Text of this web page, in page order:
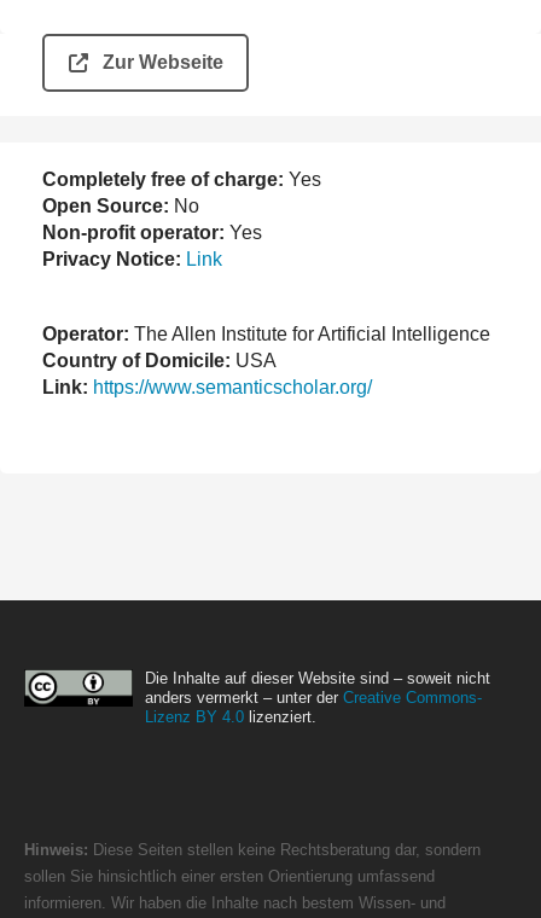
Zur Webseite
Completely free of charge: Yes
Open Source: No
Non-profit operator: Yes
Privacy Notice: Link
Operator: The Allen Institute for Artificial Intelligence
Country of Domicile: USA
Link: https://www.semanticscholar.org/
Die Inhalte auf dieser Website sind – soweit nicht
anders vermerkt – unter der Creative Commons-
Lizenz BY 4.0 lizenziert.
Hinweis: Diese Seiten stellen keine Rechtsberatung dar, sondern
sollen Sie hinsichtlich einer ersten Orientierung umfassend
informieren. Wir haben die Inhalte nach bestem Wissen- und